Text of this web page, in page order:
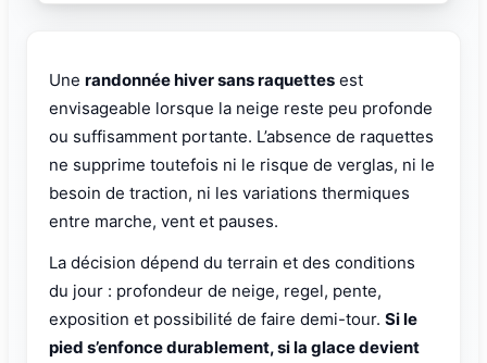
Une randonnée hiver sans raquettes est
envisageable lorsque la neige reste peu profonde
ou suffisamment portante. L’absence de raquettes
ne supprime toutefois ni le risque de verglas, ni le
besoin de traction, ni les variations thermiques
entre marche, vent et pauses.
La décision dépend du terrain et des conditions
du jour : profondeur de neige, regel, pente,
exposition et possibilité de faire demi-tour. Si le
pied s’enfonce durablement, si la glace devient